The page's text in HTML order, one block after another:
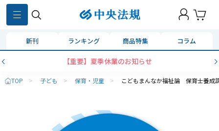
新刊 ランキング 商品特集 コラム
【重要】夏季休業のお知らせ
TOP > 子ども > 保育・児童 > こどもまんなか福祉論 保育士養成